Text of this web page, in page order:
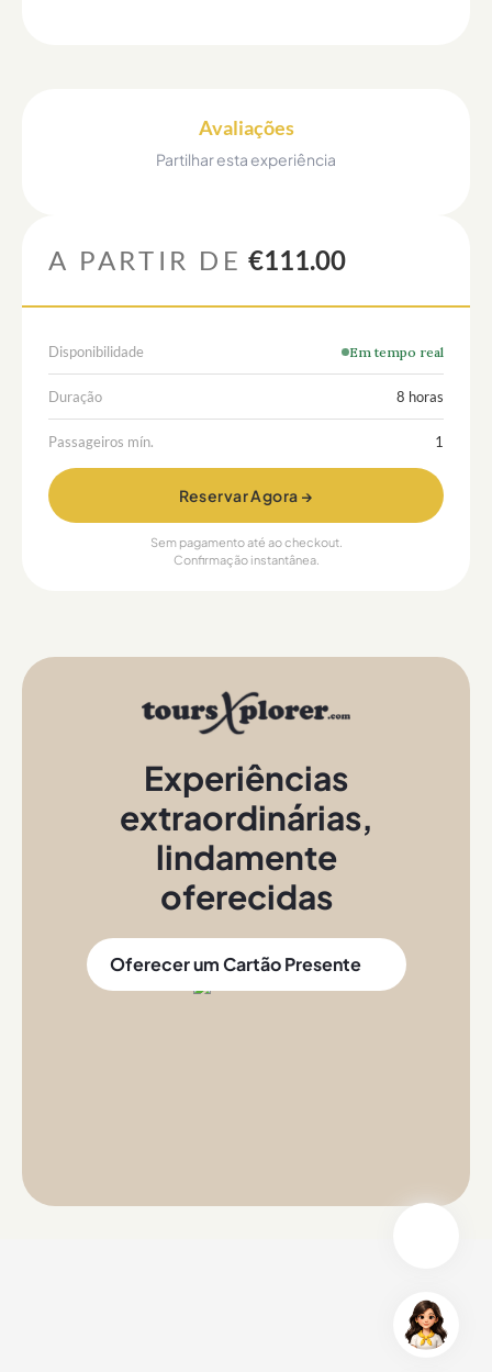
Avaliações
Partilhar esta experiência
A PARTIR DE €111.00
Disponibilidade Em tempo real
Duração 8 horas
Passageiros mín. 1
Reservar Agora →
Sem pagamento até ao checkout.
Confirmação instantânea.
Experiências
extraordinárias,
lindamente
oferecidas
Oferecer um Cartão Presente